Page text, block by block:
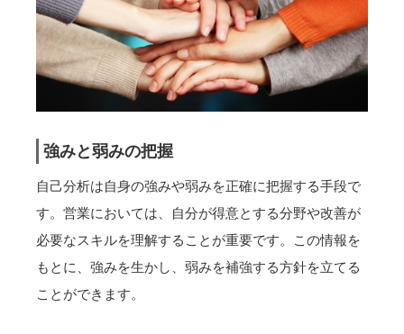
強みと弱みの把握
自己分析は自身の強みや弱みを正確に把握する手段で
す。営業においては、自分が得意とする分野や改善が
必要なスキルを理解することが重要です。この情報を
もとに、強みを生かし、弱みを補強する方針を立てる
ことができます。